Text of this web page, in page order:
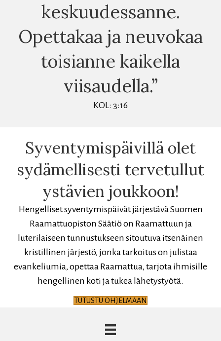
keskuudessanne.
Opettakaa ja neuvokaa
toisianne kaikella
viisaudella.”
KOL: 3:16
Syventymispäivillä olet
sydämellisesti tervetullut
ystävien joukkoon!
Hengelliset syventymispäivät järjestävä Suomen
Raamattuopiston Säätiö on Raamattuun ja
luterilaiseen tunnustukseen sitoutuva itsenäinen
kristillinen järjestö, jonka tarkoitus on julistaa
evankeliumia, opettaa Raamattua, tarjota ihmisille
hengellinen koti ja tukea lähetystyötä.
TUTUSTU OHJELMAAN